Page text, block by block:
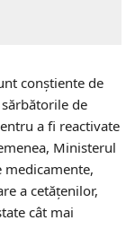
conștiente de
de
a fi reactivate
Ministerul
medicamente,
a cetățenilor,
cât mai